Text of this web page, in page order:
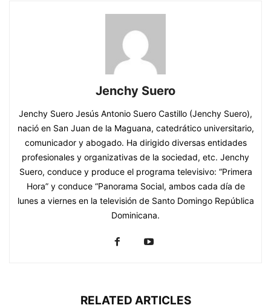
Jenchy Suero
Jenchy Suero Jesús Antonio Suero Castillo (Jenchy Suero),
nació en San Juan de la Maguana, catedrático universitario,
comunicador y abogado. Ha dirigido diversas entidades
profesionales y organizativas de la sociedad, etc. Jenchy
Suero, conduce y produce el programa televisivo: “Primera
Hora” y conduce “Panorama Social, ambos cada día de
lunes a viernes en la televisión de Santo Domingo República
Dominicana.
RELATED ARTICLES